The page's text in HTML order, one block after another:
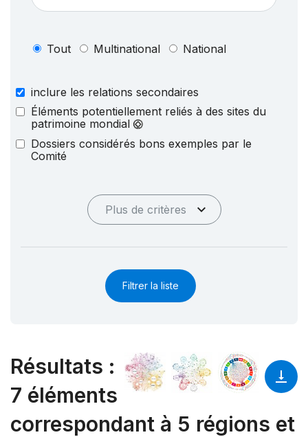
Tout Multinational National
inclure les relations secondaires
Éléments potentiellement reliés à des sites du
patrimoine mondial
Dossiers considérés bons exemples par le
Comité
Plus de critères
Filtrer la liste
Résultats :
7 éléments
correspondant à 5 régions et